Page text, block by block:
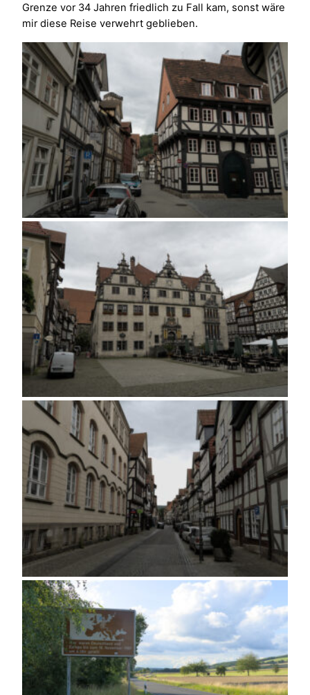
Grenze vor 34 Jahren friedlich zu Fall kam, sonst wäre
mir diese Reise verwehrt geblieben.